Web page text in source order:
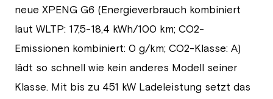
neue XPENG G6 (Energieverbrauch kombiniert
laut WLTP: 17,5-18,4 kWh/100 km; CO2-
Emissionen kombiniert: 0 g/km; CO2-Klasse: A)
lädt so schnell wie kein anderes Modell seiner
Klasse. Mit bis zu 451 kW Ladeleistung setzt das